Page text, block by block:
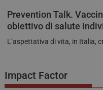
Prevention Talk.
obiettivo di salute
L’aspettativa di vita, in Italia,
Impact Factor
tracking-sites-